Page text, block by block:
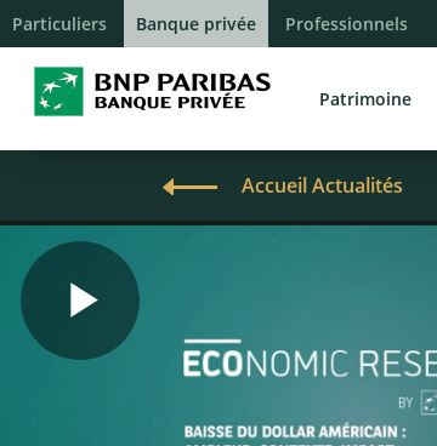
Particuliers Banque privée Professionnels
Patrimoine
Accueil Actualités